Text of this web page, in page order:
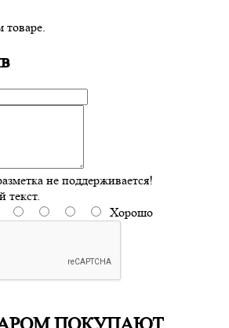
товаре.
не поддерживается!
текст.
Хорошо